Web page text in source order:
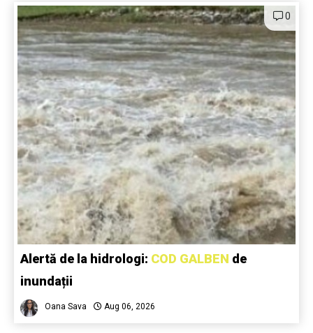
0
Alertă de la hidrologi: COD GALBEN de
inundații
Oana Sava Aug 06, 2026